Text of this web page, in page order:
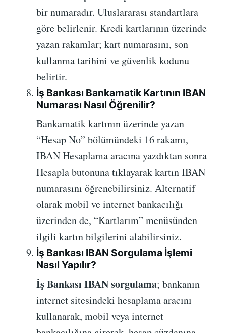
bir numaradır. Uluslararası standartlara
göre belirlenir. Kredi kartlarının üzerinde
yazan rakamlar; kart numarasını, son
kullanma tarihini ve güvenlik kodunu
belirtir.
İş Bankası Bankamatik Kartının IBAN
Numarası Nasıl Öğrenilir?
Bankamatik kartının üzerinde yazan
“Hesap No” bölümündeki 16 rakamı,
IBAN Hesaplama aracına yazdıktan sonra
Hesapla butonuna tıklayarak kartın IBAN
numarasını öğrenebilirsiniz. Alternatif
olarak mobil ve internet bankacılığı
üzerinden de, “Kartlarım” menüsünden
ilgili kartın bilgilerini alabilirsiniz.
İş Bankası IBAN Sorgulama İşlemi
Nasıl Yapılır?
İş Bankası IBAN sorgulama; bankanın
internet sitesindeki hesaplama aracını
kullanarak, mobil veya internet